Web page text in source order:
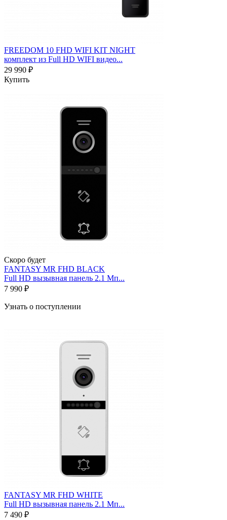
FREEDOM 10 FHD WIFI KIT NIGHT
комплект из Full HD WIFI видео...
29 990 ₽
Купить
Скоро будет
FANTASY MR FHD BLACK
Full HD вызывная панель 2.1 Мп...
7 990 ₽
Узнать о поступлении
FANTASY MR FHD WHITE
Full HD вызывная панель 2.1 Мп...
7 490 ₽